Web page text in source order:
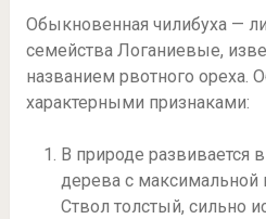
Обыкновенная чилибуха —
семейства Логаниевые,
названием рвотного ореха.
характерными признаками:
В природе развивается
дерева с максимальной
Ствол толстый, сильно